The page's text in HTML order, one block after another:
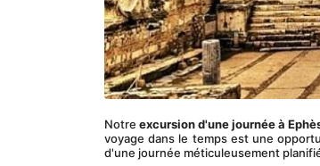
Notre excursion d'une journée à
voyage dans le temps est une
d'une journée méticuleusement